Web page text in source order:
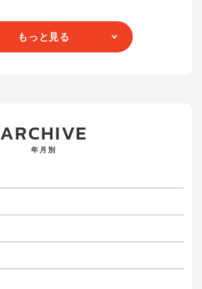
もっと見る
ARCHIVE
年月別